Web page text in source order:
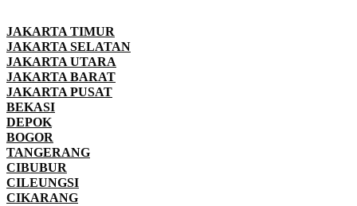
JAKARTA TIMUR
JAKARTA SELATAN
JAKARTA UTARA
JAKARTA BARAT
JAKARTA PUSAT
BEKASI
DEPOK
BOGOR
TANGERANG
CIBUBUR
CILEUNGSI
CIKARANG